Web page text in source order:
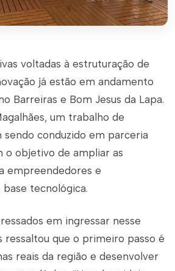
voltadas à estruturação de
já estão em andamento
Barreiras e Bom Jesus da Lapa.
um trabalho de
sendo conduzido em parceria
o objetivo de ampliar as
empreendedores e
tecnológica.
em ingressar nesse
ressaltou que o primeiro passo é
reais da região e desenvolver